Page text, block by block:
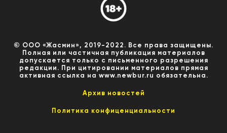
© ООО «Жасмин», 2019-2022. Все права защищены.
Полная или частичная публикация материалов
допускается только с письменного разрешения
редакции. При цитировании материалов прямая
активная ссылка на www.newbur.ru обязательна.
Архив новостей
Политика конфиценциальности